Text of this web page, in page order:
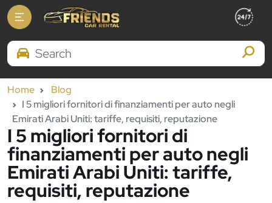
Search Brands
Home
Blog
I 5 migliori fornitori di finanziamenti per auto negli
Emirati Arabi Uniti: tariffe, requisiti, reputazione
I 5 migliori fornitori di
finanziamenti per auto negli
Emirati Arabi Uniti: tariffe,
requisiti, reputazione